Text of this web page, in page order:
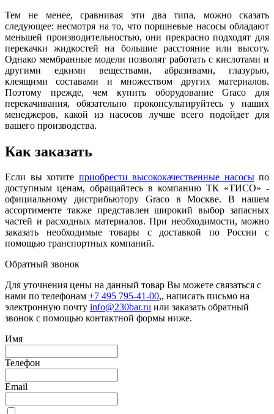
Тем не менее, сравнивая эти два типа, можно сказать
следующее: несмотря на то, что поршневые насосы обладают
меньшей производительностью, они прекрасно подходят для
перекачки жидкостей на большие расстояние или высоту.
Однако мембранные модели позволят работать с кислотами и
другими едкими веществами, абразивами, глазурью,
клеящими составами и множеством других материалов.
Поэтому прежде, чем купить оборудование Graco для
перекачивания, обязательно проконсультируйтесь у наших
менеджеров, какой из насосов лучше всего подойдет для
вашего производства.
Как заказать
Если вы хотите приобрести высококачественные насосыпо
доступным ценам, обращайтесь в компанию ТК «ТИСО» -
официальному дистрибьютору Graco в Москве. В нашем
ассортименте также представлен широкий выбор запасных
частей и расходных материалов. При необходимости, можно
заказать необходимые товары с доставкой по России с
помощью транспортных компаний.
Обратный звонок
Для уточнения цены на данный товар Вы можете связаться с
нами по телефонам +7 495 795-41-00,, написать письмо на
электронную почту info@230bar.ru или заказать обратный
звонок с помощью контактной формы ниже.
Имя
Телефон
Email